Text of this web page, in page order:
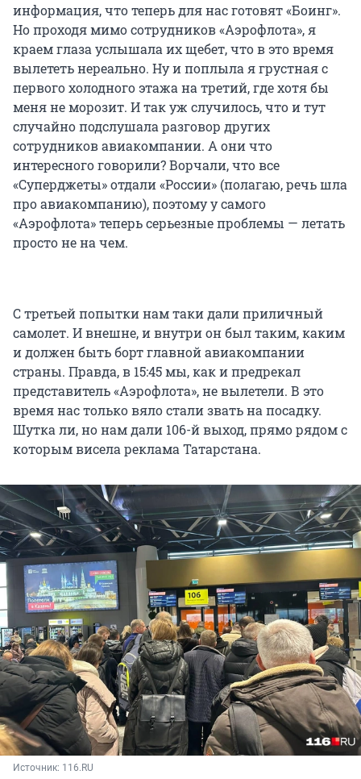
информация, что теперь для нас готовят «Боинг».
Но проходя мимо сотрудников «Аэрофлота», я
краем глаза услышала их щебет, что в это время
вылететь нереально. Ну и поплыла я грустная с
первого холодного этажа на третий, где хотя бы
меня не морозит. И так уж случилось, что и тут
случайно подслушала разговор других
сотрудников авиакомпании. А они что
интересного говорили? Ворчали, что все
«Суперджеты» отдали «России» (полагаю, речь шла
про авиакомпанию), поэтому у самого
«Аэрофлота» теперь серьезные проблемы — летать
просто не на чем.
С третьей попытки нам таки дали приличный
самолет. И внешне, и внутри он был таким, каким
и должен быть борт главной авиакомпании
страны. Правда, в 15:45 мы, как и предрекал
представитель «Аэрофлота», не вылетели. В это
время нас только вяло стали звать на посадку.
Шутка ли, но нам дали 106-й выход, прямо рядом с
которым висела реклама Татарстана.
Источник: 116.RU